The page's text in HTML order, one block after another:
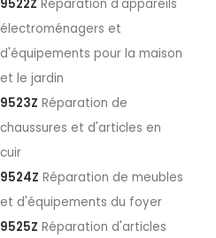
9522Z Réparation d'appareils
électroménagers et
d'équipements pour la maison
et le jardin
9523Z Réparation de
chaussures et d'articles en
cuir
9524Z Réparation de meubles
et d'équipements du foyer
9525Z Réparation d'articles